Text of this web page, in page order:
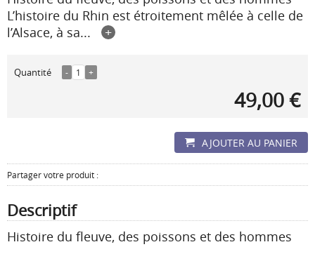
L’histoire du Rhin est étroitement mêlée à celle de
l’Alsace, à sa...
+
Quantité - 1 +
49,00 €
AJOUTER AU PANIER
Partager votre produit :
Descriptif
Histoire du fleuve, des poissons et des hommes